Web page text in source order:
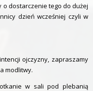
o dostarczenie tego do dużej
dzień wcześniej czyli w
ojczyzny, zapraszamy
modlitwy.
w sali pod plebanią